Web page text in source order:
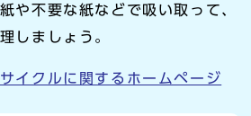
や不要な紙などで吸い取って、
しましょう。
イクルに関するホームページ